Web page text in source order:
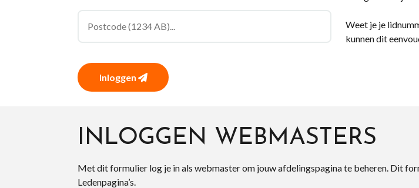
Inloggen
Weet je je
kunnen dit
INLOGGEN WEBMASTERS
Met dit formulier log je in als webmaster om jouw afdelingspagina te beheren. Dit
Ledenpagina’s.